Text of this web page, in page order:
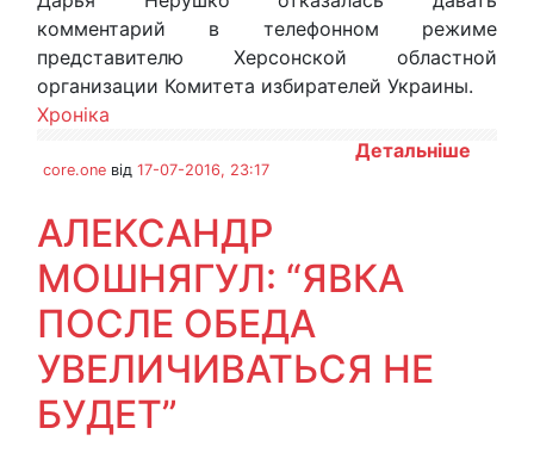
комментарий в телефонном режиме
представителю Херсонской областной
организации Комитета избирателей Украины.
Хроніка
Детальніше
core.one від 17-07-2016, 23:17
АЛЕКСАНДР
МОШНЯГУЛ: “ЯВКА
ПОСЛЕ ОБЕДА
УВЕЛИЧИВАТЬСЯ НЕ
БУДЕТ”